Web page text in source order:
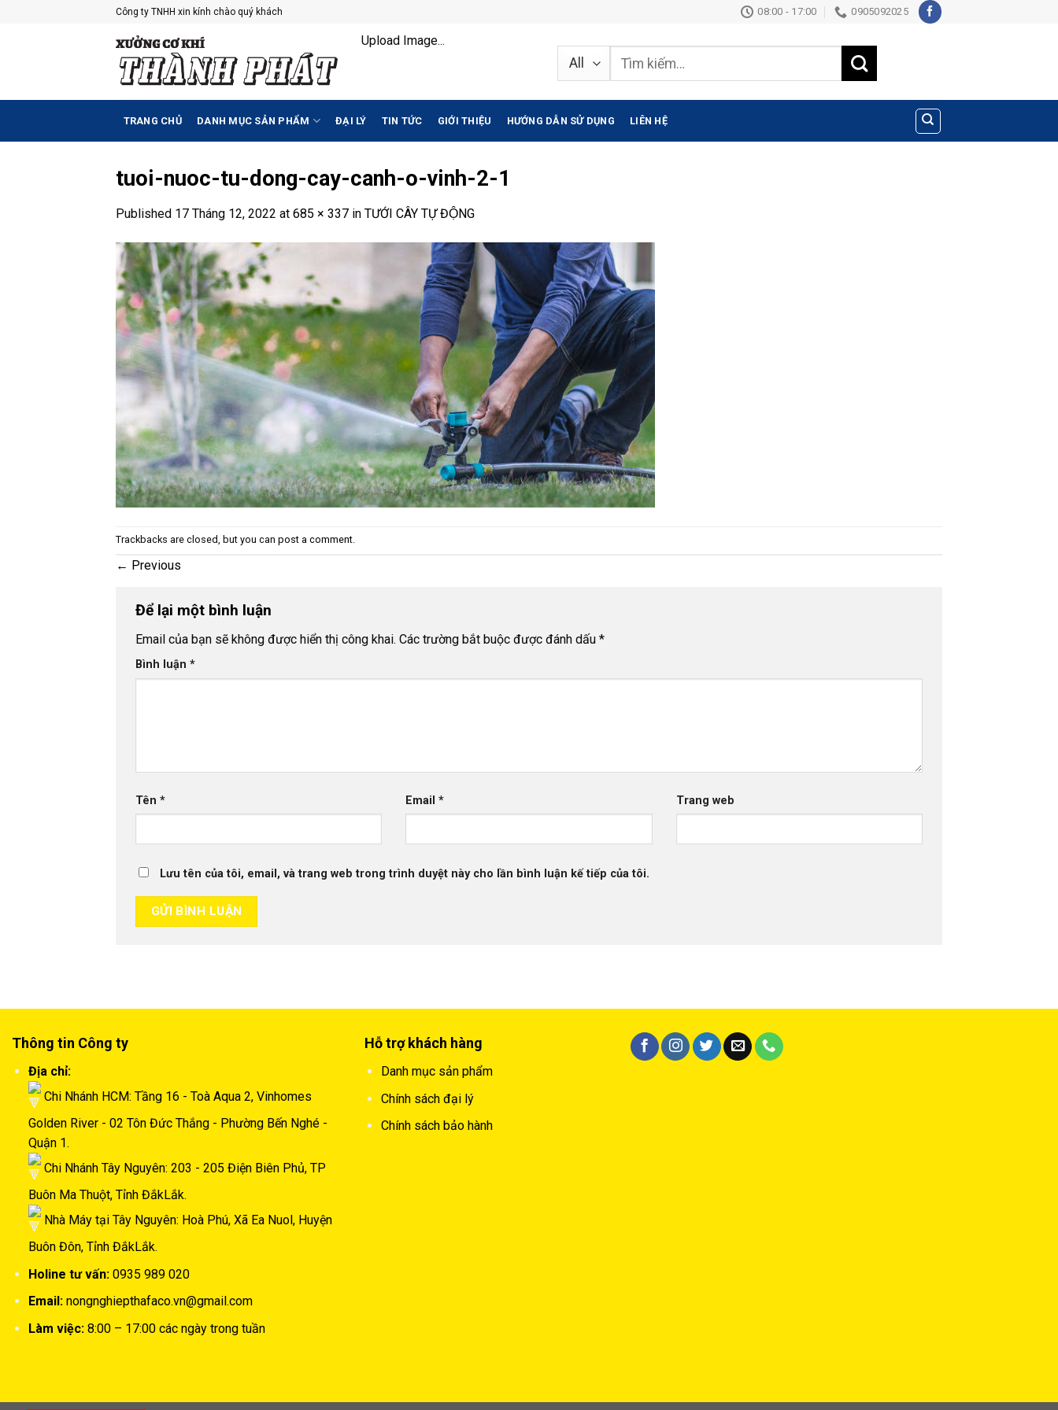
Công ty TNHH xin kính chào quý khách 08:00 - 17:00 0905092025
Upload Image...
Tìm
TRANG CHỦ DANH MỤC SẢN PHẨM ĐẠI LÝ TIN TỨC GIỚI THIỆU HƯỚNG DẪN SỬ DỤNG LIÊN HỆ
tuoi-nuoc-tu-dong-cay-canh-o-vinh-2-1
Published 17 Tháng 12, 2022 at 685 × 337 in TƯỚI CÂY TỰ ĐỘNG
Trackbacks are closed, but you can post a comment
← Previous
Để lại một bình luận
Email của bạn sẽ không được hiển thị công khai. Các trường bắt buộc được đánh dấu *
Bình luận *
Tên * Email* Trang web
Lưu tên của tôi, email, và trang web trong trình duyệt này cho lần bình luận kế tiếp của tôi.
Thông tin Công ty
Địa chỉ:
Chi Nhánh HCM: Tầng 16 - Toà Aqua 2, Vinhomes
Golden River - 02 Tôn Đức Thắng - Phường Bến Nghé -
Quận 1.
Chi Nhánh Tây Nguyên: 203 - 205 Điện Biên Phủ, TP
Buôn Ma Thuột, Tỉnh ĐắkLắk.
Nhà Máy tại Tây Nguyên: Hoà Phú, Xã Ea Nuol, Huyện
Buôn Đôn, Tỉnh ĐắkLắk.
Holine tư vấn: 0935 989 020
Email:nongnghiepthafaco.vn@gmail.com
Làm việc:8:00 – 17:00 các ngày trong tuần
Hỗ trợ khách hàng
Danh mục sản phẩm
Chính sách đại lý
Chính sách bảo hành